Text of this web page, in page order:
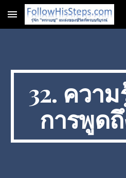
Skip to main content
32. ควา
การพูด